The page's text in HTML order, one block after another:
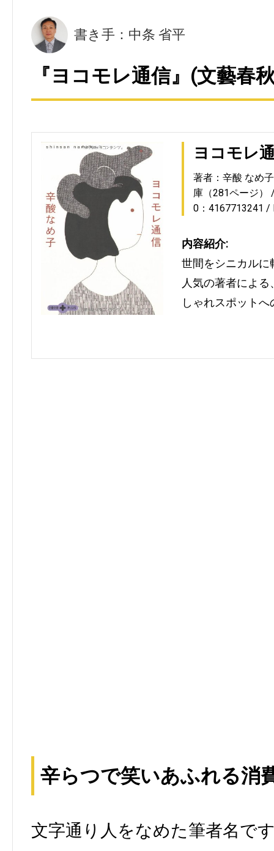
書き手：中条 省平
『ヨコモレ通信』(文藝春
ヨコモレ
著者：辛酸 なめ子
庫（281ページ）
0：4167713241
内容紹介:
世間をシニカルに
人気の著者によ
しゃれスポット
辛らつで笑いあふれる消
文字通り人をなめた筆者名で